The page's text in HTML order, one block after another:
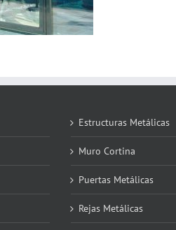
Estructuras Metálicas
Muro Cortina
Puertas Metálicas
Rejas Metálicas